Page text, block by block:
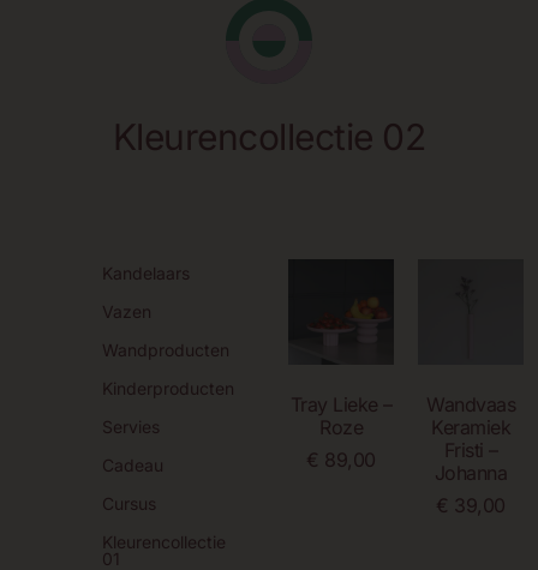
Kleurencollectie 02
Kandelaars
Vazen
Wandproducten
Kinderproducten
Servies
Cadeau
Cursus
Kleurencollectie
01
Tray Lieke –
Roze
€ 89,00
Wandvaas
Keramiek
Fristi –
Johanna
€ 39,00